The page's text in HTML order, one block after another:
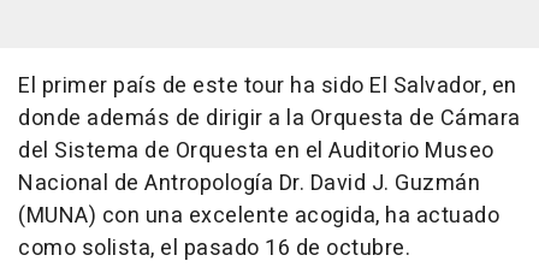
El primer país de este tour ha sido El Salvador, en
donde además de dirigir a la Orquesta de Cámara
del Sistema de Orquesta en el Auditorio Museo
Nacional de Antropología Dr. David J. Guzmán
(MUNA) con una excelente acogida, ha actuado
como solista, el pasado 16 de octubre.